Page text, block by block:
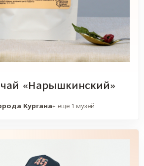
чай «Нарышкинский»
Кургана+ ещё 1 музей